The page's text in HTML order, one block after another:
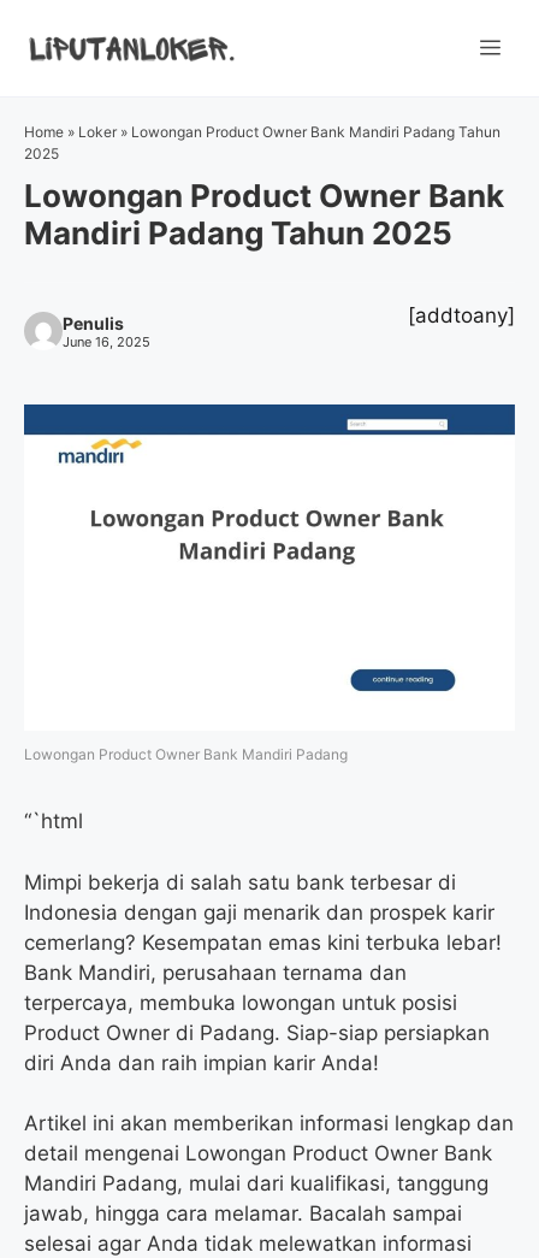
Home » Loker » Lowongan Product Owner Bank Mandiri Padang Tahun
2025
Lowongan Product Owner Bank
Mandiri Padang Tahun 2025
Penulis
June 16, 2025
[addtoany]
Lowongan Product Owner Bank Mandiri Padang
“`html
Mimpi bekerja di salah satu bank terbesar di
Indonesia dengan gaji menarik dan prospek karir
cemerlang? Kesempatan emas kini terbuka lebar!
Bank Mandiri, perusahaan ternama dan
terpercaya, membuka lowongan untuk posisi
Product Owner di Padang. Siap-siap persiapkan
diri Anda dan raih impian karir Anda!
Artikel ini akan memberikan informasi lengkap dan
detail mengenai Lowongan Product Owner Bank
Mandiri Padang, mulai dari kualifikasi, tanggung
jawab, hingga cara melamar. Bacalah sampai
selesai agar Anda tidak melewatkan informasi